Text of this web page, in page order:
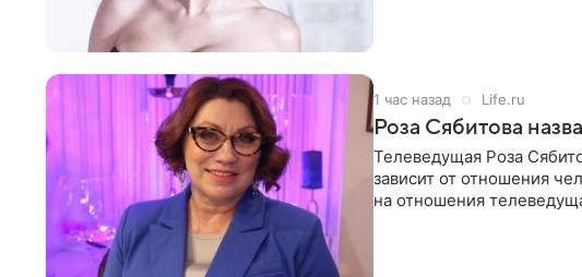
1 час назад Life.ru
Роза Сябитова
Телеведущая Роза
зависит от отношения
на отношения